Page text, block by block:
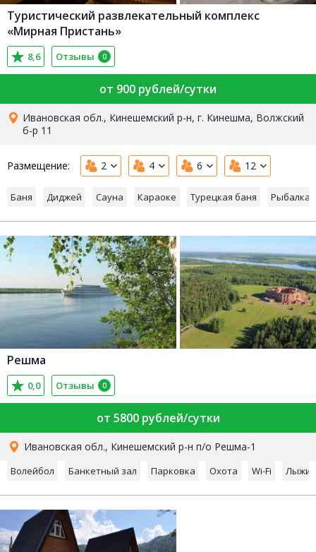
Туристический развлекательный комплекс
«Мирная Пристань»
8,6 Отзывы 0
от 900 рублей/сутки
Ивановская обл., Кинешемский р-н, г. Кинешма, Волжский
б-р 11
Размещение: 2 4 6 12
Баня Диджей Сауна Караоке Турецкая баня Рыбалка
Решма
0,0 Отзывы 0
от 5800 рублей/сутки
Ивановская обл., Кинешемский р-н п/о Решма-1
Волейбол Банкетный зал Парковка Охота Wi-Fi Лыжи